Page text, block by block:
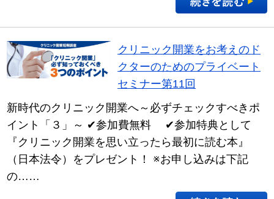
クリニック開業をお考えのド
クターのためのプライベート
セミナー第11回
新時代のクリニック開業へ～必ずチェックすべきポ
イント「３」～ ✔参加費無料 ✔参加特典として
『クリニック開業を思い立ったら最初に読む本』
（日本法令）をプレゼント！ ※お申し込みは下記
の……